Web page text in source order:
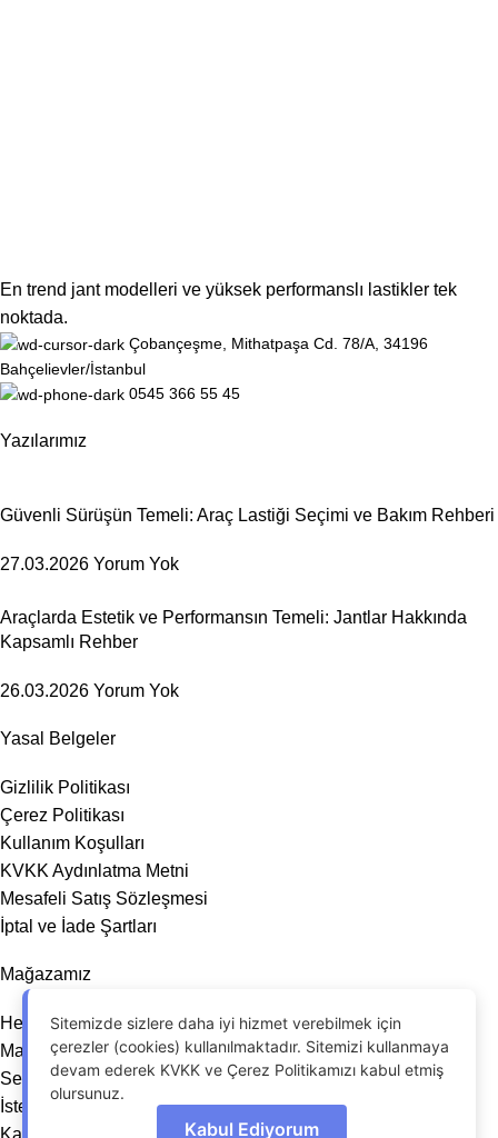
En trend jant modelleri ve yüksek performanslı lastikler tek
noktada.
Çobançeşme, Mithatpaşa Cd. 78/A, 34196
Bahçelievler/İstanbul
0545 366 55 45
Yazılarımız
Güvenli Sürüşün Temeli: Araç Lastiği Seçimi ve Bakım Rehberi
27.03.2026 Yorum Yok
Araçlarda Estetik ve Performansın Temeli: Jantlar Hakkında
Kapsamlı Rehber
26.03.2026 Yorum Yok
Yasal Belgeler
Gizlilik Politikası
Çerez Politikası
Kullanım Koşulları
KVKK Aydınlatma Metni
Mesafeli Satış Sözleşmesi
İptal ve İade Şartları
Mağazamız
Hesabım
Mağaza
Sepet
İstek Listesi
Karşılaştır
Sitemizde sizlere daha iyi hizmet verebilmek için
çerezler (cookies) kullanılmaktadır. Sitemizi kullanmaya
devam ederek KVKK ve Çerez Politikamızı kabul etmiş
olursunuz.
Kabul Ediyorum